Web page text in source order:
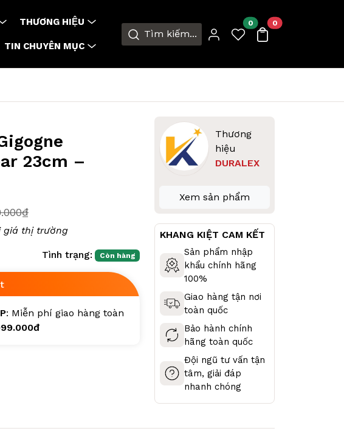
THƯƠNG HIỆU
TIN CHUYÊN MỤC
Tìm kiếm...
0 0
23cm –
giá thị trường
Tình trạng: Còn hàng
: Miễn phí giao hàng toàn
Thương
hiệu
DURALEX
Xem sản phẩm
KHANG KIỆT CAM KẾT
Sản phẩm nhập
khẩu chính hãng
100%
Giao hàng tận nơi
toàn quốc
Bảo hành chính
hãng toàn quốc
Đội ngũ tư vấn tận
tâm, giải đáp
nhanh chóng